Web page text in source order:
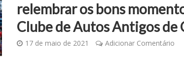
relembrar os bons
Clube de Autos Antigos de
17 de maio de 2021 Adicionar Comentário